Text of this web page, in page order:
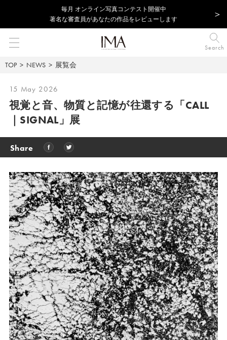
毎⽉ オンライン写真コンテスト開催中
著名な審査員があなたの作品をレビューします
Search
TOP NEWS 展覧会
15 May 2026
視覚と音、物質と記憶が往還する「CALL
｜SIGNAL」展
Share